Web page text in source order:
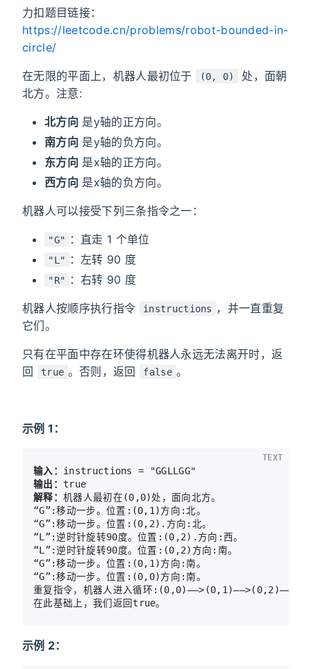
力扣题目链接：
https://leetcode.cn/problems/robot-bounded-in-
circle/
在无限的平面上，机器人最初位于 (0, 0)
处，面朝
北方。注意:
北方向是y轴的正方向。
南方向是y轴的负方向。
东方向是x轴的正方向。
西方向是x轴的负方向。
机器人可以接受下列三条指令之一：
"G" ：直走 1 个单位
"L" ：左转 90 度
"R" ：右转 90 度
机器人按顺序执行指令 instructions ，并一直重复
它们。
只有在平面中存在环使得机器人永远无法离开时，返
回
true 。否则，返回 false 。
示例 1：
输入：
输出：
解释： 机器人最初在(0,0)处，面向北方。
“G”:移动一步。位置:(0,1)方向:北。
“G”:移动一步。位置:(0,2).方向:北。
“L”:逆时针旋转90度。位置:(0,2).方向:西。
“L”:逆时针旋转90度。位置:(0,2)方向:南。
“G”:移动一步。位置:(0,1)方向:南。
“G”:移动一步。位置:(0,0)方向:南。
重复指令，机器人进入循环
TEXT
示例 2：